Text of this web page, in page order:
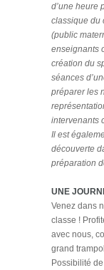
d’une heure
classique du
(public
enseignants
création du
séances
préparer les
intervenants
Il est
découverte
préparation
UNE
Venez dans
classe !
avec nous,
grand
Possibilité